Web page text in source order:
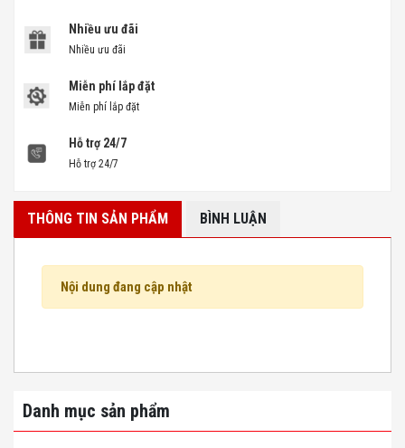
Nhiều ưu đãi
Nhiều ưu đãi
Miễn phí lắp đặt
Miễn phí lắp đặt
Hỗ trợ 24/7
Hỗ trợ 24/7
THÔNG TIN SẢN PHẨM BÌNH LUẬN
Nội dung đang cập nhật
Danh mục sản phẩm